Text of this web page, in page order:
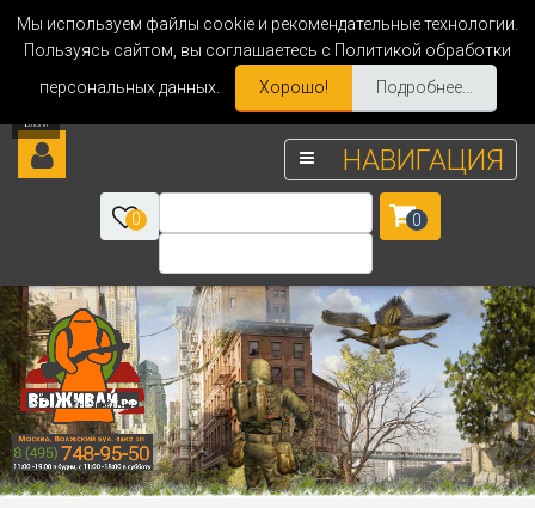
Мы используем файлы cookie и рекомендательные технологии.
Пользуясь сайтом, вы соглашаетесь с Политикой обработки
персональных данных.
Хорошо! Подробнее...
НАВИГАЦИЯ
0 0